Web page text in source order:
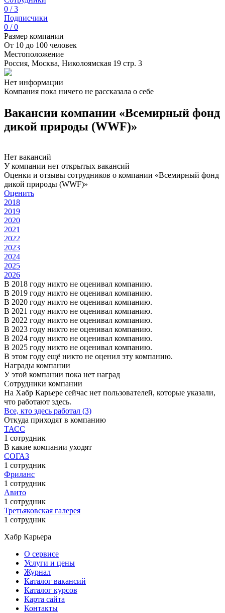
0 / 3
Подписчики
0 / 0
Размер компании
От 10 до 100 человек
Местоположение
Россия, Москва, Николоямская 19 стр. 3
Нет информации
Компания пока ничего не рассказала о себе
Вакансии компании «Всемирный фонд
дикой природы (WWF)»
Нет вакансий
У компании нет открытых вакансий
Оценки и отзывы сотрудников о компании «Всемирный фонд
дикой природы (WWF)»
Оценить
2018
2019
2020
2021
2022
2023
2024
2025
2026
В 2018 году никто не оценивал компанию.
В 2019 году никто не оценивал компанию.
В 2020 году никто не оценивал компанию.
В 2021 году никто не оценивал компанию.
В 2022 году никто не оценивал компанию.
В 2023 году никто не оценивал компанию.
В 2024 году никто не оценивал компанию.
В 2025 году никто не оценивал компанию.
В этом году ещё никто не оценил эту компанию.
Награды компании
У этой компании пока нет наград
Сотрудники компании
На Хабр Карьере сейчас нет пользователей, которые указали,
что работают здесь.
Все, кто здесь работал (3)
Откуда приходят в компанию
ТАСС
1 сотрудник
В какие компании уходят
СОГАЗ
1 сотрудник
Фриланс
1 сотрудник
Авито
1 сотрудник
Третьяковская галерея
1 сотрудник
Хабр Карьера
О сервисе
Услуги и цены
Журнал
Каталог вакансий
Каталог курсов
Карта сайта
Контакты